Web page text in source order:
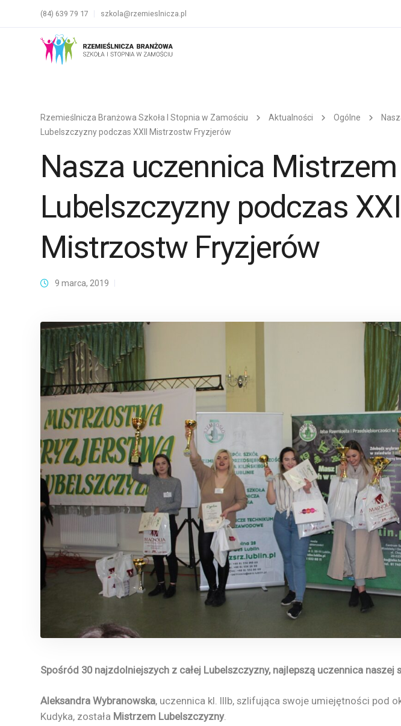
(84) 639 79 17 szkola@rzemieslnicza.pl
Rzemieślnicza Branżowa Szkoła I Stopnia w Zamościu Aktualności Ogólne
Lubelszczyzny podczas XXII Mistrzostw Fryzjerów
Nasza uczennica Mistrzem
Lubelszczyzny podczas
Mistrzostw Fryzjerów
9 marca, 2019
Spośród 30 najzdolniejszych z całej Lubelszczyzny, najlepszą uczennica naszej
Aleksandra Wybranowska, uczennica kl. IIIb, szlifująca swoje umiejętności pod
Kudyka, została Mistrzem Lubelszczyzny.